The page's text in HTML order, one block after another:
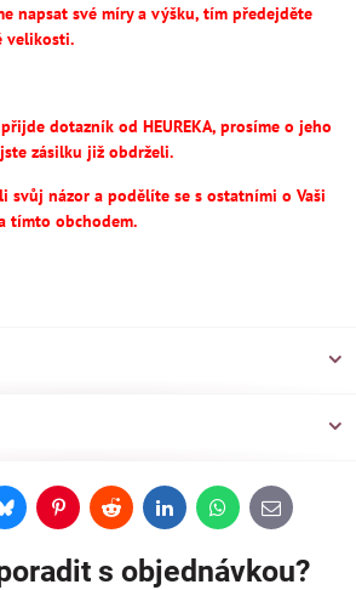
napsat své míry a výšku, tím předejděte
velikosti.
dotazník od HEUREKA, prosíme o jeho
zásilku již obdrželi.
svůj názor a podělíte se s ostatními o Vaši
tímto obchodem.
BlueskyPinterestReddit LinkedInWhatsApp
E-
mail
s objednávkou?